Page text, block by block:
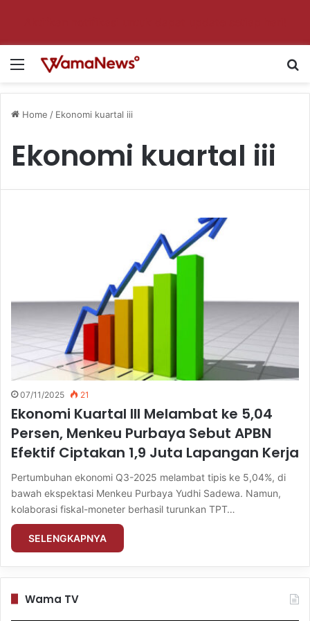
Menu
Home / Ekonomi kuartal iii
Ekonomi kuartal iii
07/11/2025 21
Ekonomi Kuartal III Melambat ke 5,04
Persen, Menkeu Purbaya Sebut APBN
Efektif Ciptakan 1,9 Juta Lapangan Kerja
Pertumbuhan ekonomi Q3-2025 melambat tipis ke 5,04%, di
bawah ekspektasi Menkeu Purbaya Yudhi Sadewa. Namun,
kolaborasi fiskal-moneter berhasil turunkan TPT…
SELENGKAPNYA
Wama TV